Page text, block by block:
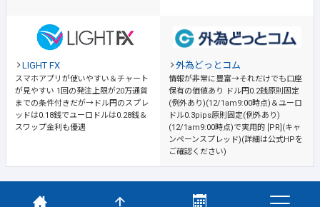
LIGHT FX
スマホアプリが使いやすい＆チャート
が見やすい 1回の発注上限が20万通貨
までの条件付きだが→ドル円のスプレ
ッドは0.18銭でユーロドルは0.28銭＆
スワップ金利も優遇
外為どっとコム
情報が非常に豊富→それだけでも口座
保有の価値あり
ドル円0.2銭原則固定
(例外あり)(12/1am9:00時点)＆ユーロ
ドル0.3pips原則固定(例外あり)
(12/1am9:00時点)で実用的 [PR](キャ
ンペーンスプレッド)(詳細は公式HPを
ご確認ください)